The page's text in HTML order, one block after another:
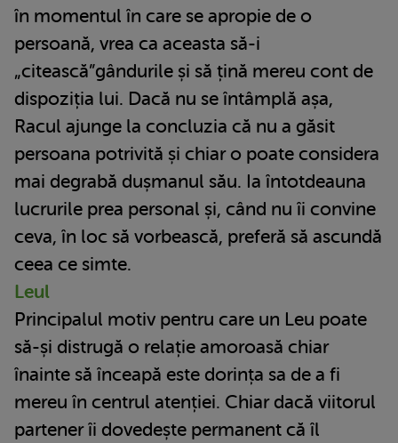
în momentul în care se apropie de o
persoană, vrea ca aceasta să-i
„citească”gândurile și să țină mereu cont de
dispoziția lui. Dacă nu se întâmplă așa,
Racul ajunge la concluzia că nu a găsit
persoana potrivită și chiar o poate considera
mai degrabă dușmanul său. Ia întotdeauna
lucrurile prea personal și, când nu îi convine
ceva, în loc să vorbească, preferă să ascundă
ceea ce simte.
Leul
Principalul motiv pentru care un Leu poate
să-și distrugă o relație amoroasă chiar
înainte să înceapă este dorința sa de a fi
mereu în centrul atenției. Chiar dacă viitorul
partener îi dovedește permanent că îl